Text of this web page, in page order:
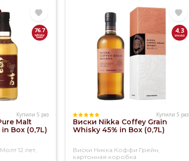
76.7
Купили 5 раз
Malt
in Box (0,7L)
12 лет,
4.3
Купили 5 раз
Виски Nikka Coffey Grain
Whisky 45% in Box (0,7L)
Виски Никка Коффи Грейн,
картонная коробка